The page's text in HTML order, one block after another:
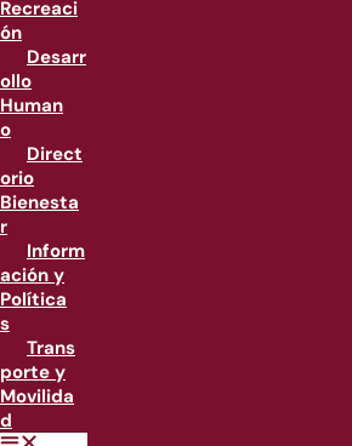
Recreaci
ón
Desarr
ollo
Human
o
Direct
orio
Bienesta
r
Inform
ación y
Política
s
Trans
porte y
Movilida
d